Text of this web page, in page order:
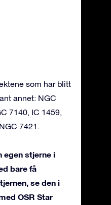
som har blitt
annet: NGC
7140, IC 1459,
7421.
egen stjerne i
bare få
se den i
OSR Star